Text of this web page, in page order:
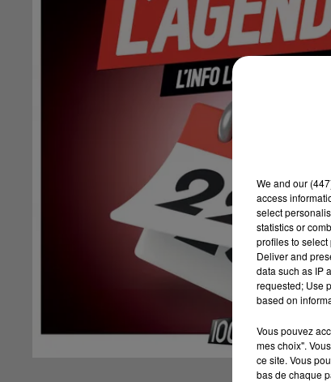
We and our
access
select
statistics or
profiles to
Deliver and
data such as IP
requested; Use
based on
Vous pouvez
mes choix".
ce site. Vous
bas de chaque